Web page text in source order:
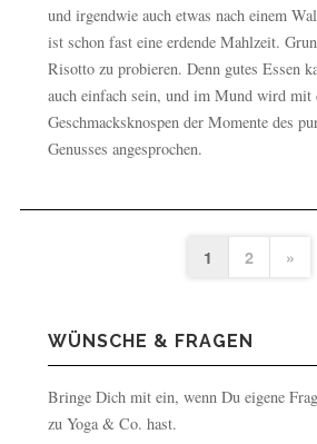
und irgendwie auch etwas nach einem
ist schon fast eine erdende Mahlzeit.
Risotto zu probieren. Denn gutes Essen
auch einfach sein, und im Mund wird mit
Geschmacksknospen der Momente des
Genusses angesprochen.
1 2 »
WÜNSCHE & FRAGEN
Bringe Dich mit ein, wenn Du eigene
zu Yoga & Co. hast.